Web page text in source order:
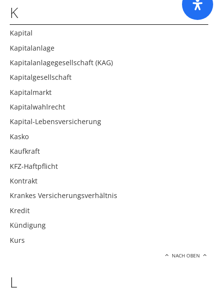
K
Kapital
Kapitalanlage
Kapitalanlagegesellschaft (KAG)
Kapitalgesellschaft
Kapitalmarkt
Kapitalwahlrecht
Kapital-Lebensversicherung
Kasko
Kaufkraft
KFZ-Haftpflicht
Kontrakt
Krankes Versicherungsverhältnis
Kredit
Kündigung
Kurs
NACH OBEN
L